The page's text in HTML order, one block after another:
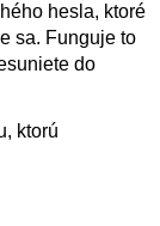
hesla, ktoré
sa. Funguje to
do
ktorú